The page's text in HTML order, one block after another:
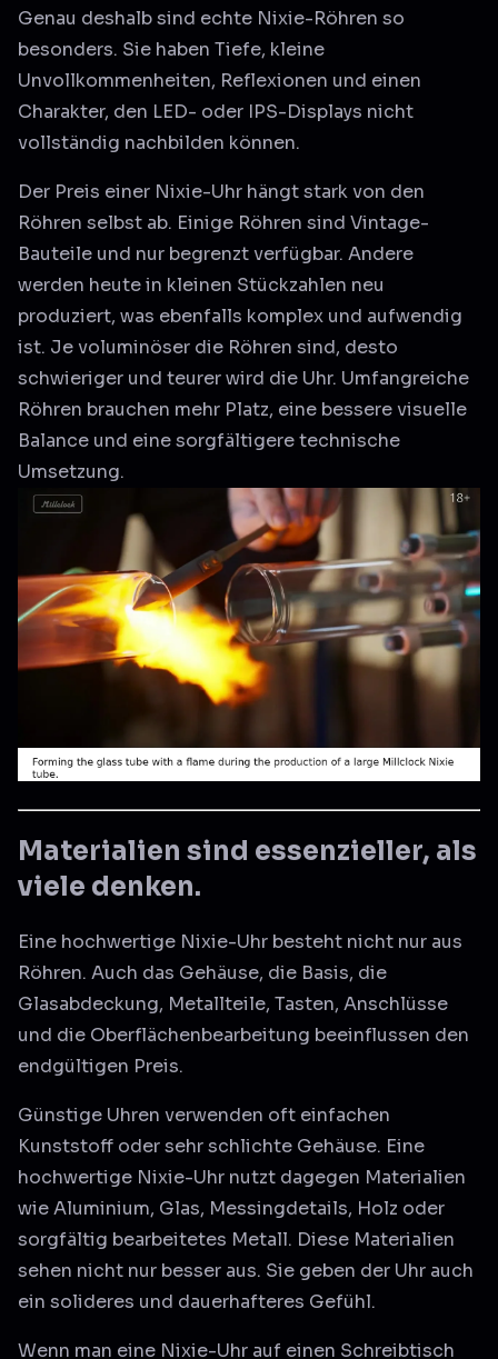
Genau deshalb sind echte Nixie-Röhren so
besonders. Sie haben Tiefe, kleine
Unvollkommenheiten, Reflexionen und einen
Charakter, den LED- oder IPS-Displays nicht
vollständig nachbilden können.
Der Preis einer Nixie-Uhr hängt stark von den
Röhren selbst ab. Einige Röhren sind Vintage-
Bauteile und nur begrenzt verfügbar. Andere
werden heute in kleinen Stückzahlen neu
produziert, was ebenfalls komplex und aufwendig
ist. Je voluminöser die Röhren sind, desto
schwieriger und teurer wird die Uhr. Umfangreiche
Röhren brauchen mehr Platz, eine bessere visuelle
Balance und eine sorgfältigere technische
Umsetzung.
Materialien sind essenzieller, als
viele denken.
Eine hochwertige Nixie-Uhr besteht nicht nur aus
Röhren. Auch das Gehäuse, die Basis, die
Glasabdeckung, Metallteile, Tasten, Anschlüsse
und die Oberflächenbearbeitung beeinflussen den
endgültigen Preis.
Günstige Uhren verwenden oft einfachen
Kunststoff oder sehr schlichte Gehäuse. Eine
hochwertige Nixie-Uhr nutzt dagegen Materialien
wie Aluminium, Glas, Messingdetails, Holz oder
sorgfältig bearbeitetes Metall. Diese Materialien
sehen nicht nur besser aus. Sie geben der Uhr auch
ein solideres und dauerhafteres Gefühl.
Wenn man eine Nixie-Uhr auf einen Schreibtisch